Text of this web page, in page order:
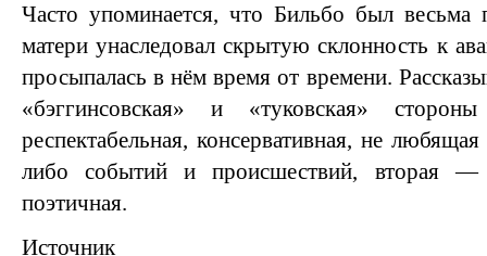
Часто упоминается, что Бильбо был весьма
матери унаследовал скрытую склонность к
просыпалась в нём время от времени.
«бэггинсовская» и «туковская»
респектабельная, консервативная, не
либо событий и происшествий, вторая —
поэтичная.
Источник